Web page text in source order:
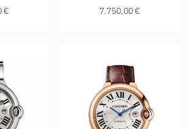
€
7.750,00 €